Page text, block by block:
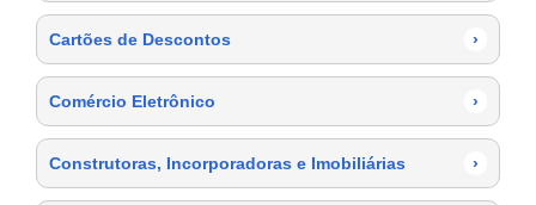
Cartões de Descontos ›
Comércio Eletrônico ›
Construtoras, Incorporadoras e Imobiliárias ›